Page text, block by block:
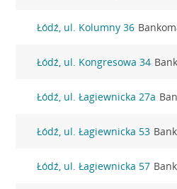
Łódź, ul. Kolumny 36
Łódź, ul. Kongresowa 34
Łódź, ul. Łagiewnicka 27a
Łódź, ul. Łagiewnicka 53
Łódź, ul. Łagiewnicka 57